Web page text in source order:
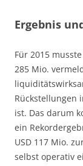
Ergebnis
Für 2015
285 Mio.
Rückstellungen
ist. Das darum
ein
USD 117 Mio.
selbst operativ